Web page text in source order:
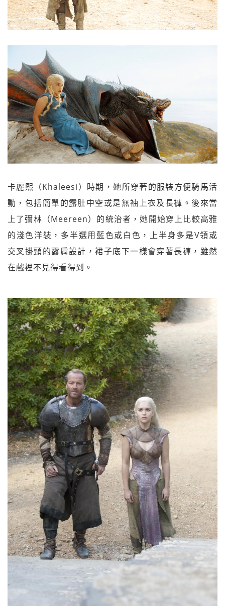
卡麗熙（Khaleesi）時期，她所穿著的服裝方便騎馬活
動，包括簡單的露肚中空或是無袖上衣及長褲。後來當
上了彌林（Meereen）的統治者，她開始穿上比較高雅
的淺色洋裝，多半選用藍色或白色，上半身多是V領或
交叉掛頸的露肩設計，裙子底下一樣會穿著長褲，雖然
在戲裡不見得看得到。